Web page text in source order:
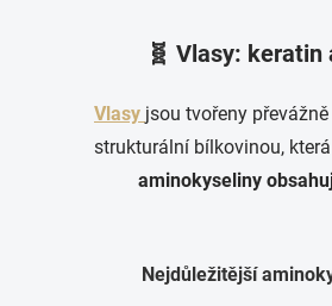
🧬 Vlasy: keratin
Vlasy jsou tvořeny převážně
strukturální bílkovinou,
aminokyseliny
Nejdůležitější